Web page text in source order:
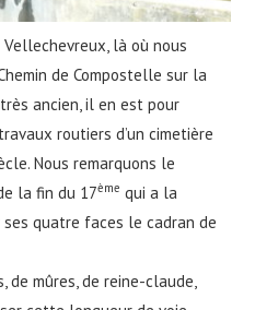
là où nous
de Compostelle sur la
très ancien, il en est pour
routiers d’un cimetière
Nous remarquons le
la fin du 17ème qui a la
quatre faces le cadran de
de mûres, de reine-claude,